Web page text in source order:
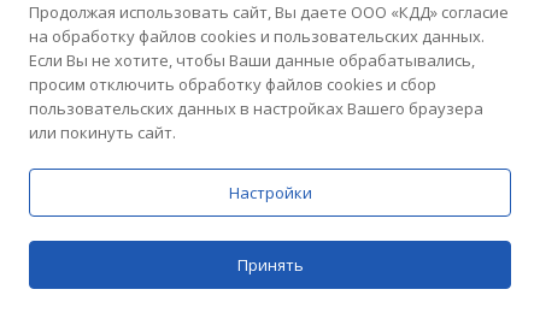
Цены Поиск
РЕЙТИНГ КЛИНИК
Домашний Доктор 5.0
Продолжая использовать сайт, Вы даете ООО «КДД» согласие
на обработку файлов cookies и пользовательских данных.
Если Вы не хотите, чтобы Ваши данные обрабатывались,
просим отключить обработку файлов cookies и сбор
пользовательских данных в настройках Вашего браузера
или покинуть сайт.
Настройки
Принять